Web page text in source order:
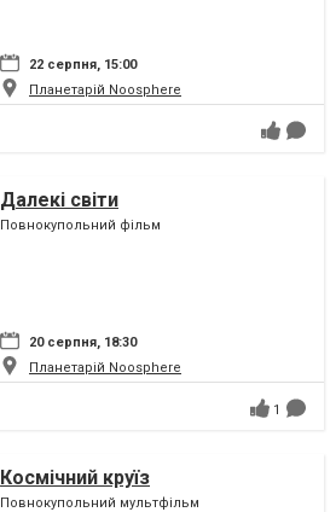
22 серпня, 15:00
Планетарій Noosphere
Далекі світи
Повнокупольний фільм
20 серпня, 18:30
Планетарій Noosphere
1
Космічний круїз
Повнокупольний мультфільм